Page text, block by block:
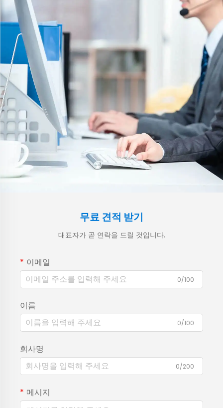
무료 견적 받기
대표자가 곧 연락을 드릴 것입니다.
이메일
0/100
이름
0/100
회사명
0/200
메시지